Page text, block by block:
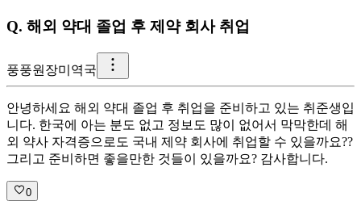
Q. 해외 약대 졸업 후 제약 회사 취업
풍풍원장미역국
안녕하세요 해외 약대 졸업 후 취업을 준비하고 있는 취준생입
니다. 한국에 아는 분도 없고 정보도 많이 없어서 막막한데 해
외 약사 자격증으로도 국내 제약 회사에 취업할 수 있을까요??
그리고 준비하면 좋을만한 것들이 있을까요? 감사합니다.
0